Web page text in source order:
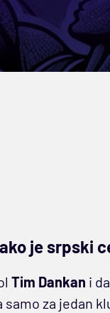
je srpski
Tim Dankan i
za jedan